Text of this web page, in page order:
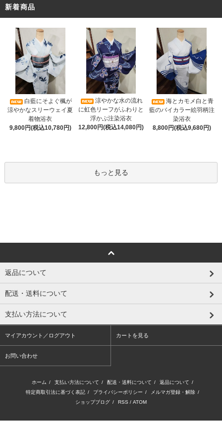
新着商品
白藍にそよぐ楓が
涼やかなスリーウェイ夏
着物浴衣
9,800円(税込10,780円)
涼やかな水の流れ
に虹色リーフがふわりと
浮かぶ注染浴衣
12,800円(税込14,080円)
海とカモメ白と青
藍のバイカラー絵羽柄注
染浴衣
8,800円(税込9,680円)
もっと見る
返品について
配送・送料について
支払い方法について
マイアカウント／ログアウト カートを見る
お問い合わせ
ホーム / 支払い方法について / 配送・送料について / 返品について /
特定商取引法に基づく表記 / プライバシーポリシー / メルマガ登録・解除 /
ショップブログ / RSS / ATOM